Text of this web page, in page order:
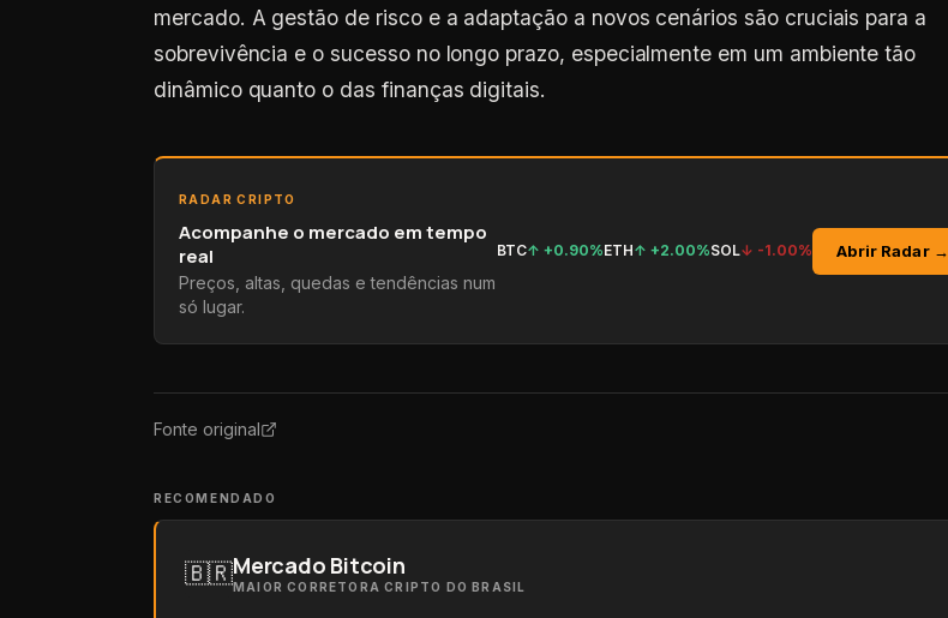
mercado. A gestão de risco e a adaptação a novos cenários são cruciais para a
sobrevivência e o sucesso no longo prazo, especialmente em um ambiente tão
dinâmico quanto o das finanças digitais.
RADAR CRIPTO
Acompanhe o mercado em tempo
real
Preços, altas, quedas e tendências num
só lugar.
BTC↑ +0.90%ETH↑ +2.00%SOL↓ -1.00% Abrir Radar →
Fonte original
RECOMENDADO
🇧🇷Mercado Bitcoin
MAIOR CORRETORA CRIPTO DO BRASIL